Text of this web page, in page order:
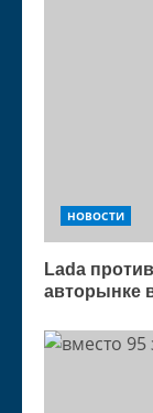
НОВОСТИ
Lada
авторынке